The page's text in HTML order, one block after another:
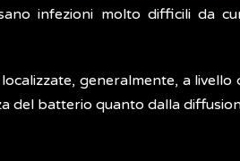
infezioni molto difficili da
generalmente, a
del batterio quanto dalla